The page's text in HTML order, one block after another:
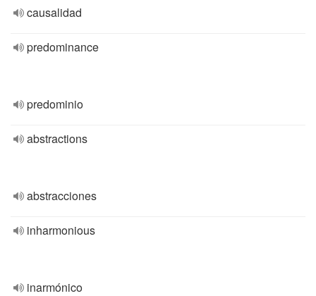
causalidad
predominance
predominio
abstractions
abstracciones
inharmonious
inarmónico